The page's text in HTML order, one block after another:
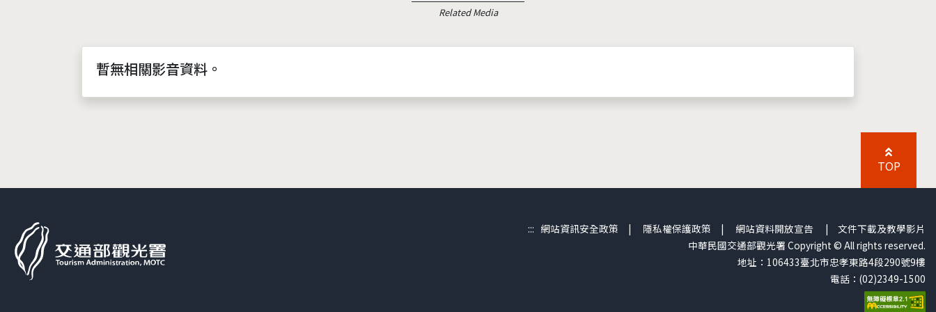
Related Media
暫無相關影音資料。
TOP
::: 網站資訊安全政策 | 隱私權保護政策 | 網站資料開放宣告 | 文件下載及教學影片
中華民國交通部觀光署 Copyright © All rights reserved.
地址：106433臺北市忠孝東路4段290號9樓
電話：(02)2349-1500